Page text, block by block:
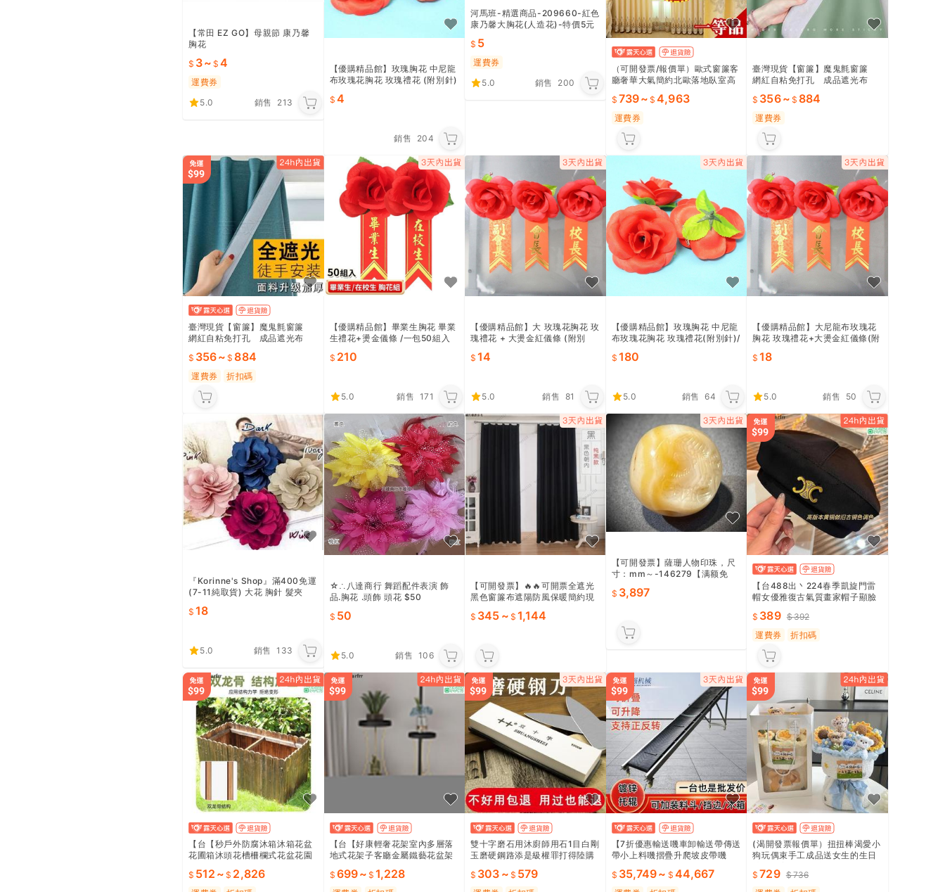
【常田 EZ GO】母親節 康乃馨
胸花
3~ 4
運費券
5.0
銷售 213
【優購精品館】玫瑰胸花 中尼龍
布玫瑰花胸花 玫瑰禮花 (附別針)
4
銷售 204
河馬班-精選商品-209660-紅色
康乃馨大胸花(人造花)-特價5元
5
運費券
5.0
銷售 200
（可開發票/報價單）歐式窗簾客
廳奢華大氣簡約北歐落地臥室高
739~ 4,963
運費券
臺灣現貨【窗簾】魔鬼氈窗簾
網紅自粘免打孔 成品遮光布
356~ 884
運費券
臺灣現貨【窗簾】魔鬼氈窗簾
網紅自粘免打孔 成品遮光布
356~ 884
運費券 折扣碼
【優購精品館】畢業生胸花 畢業
生禮花+燙金儀條 /一包50組入
畢業生花
210
5.0 銷售 171
【優購精品館】大 玫瑰花胸花 玫
瑰禮花 + 大燙金紅儀條 (附別
業生禮花
14
5.0 銷售 81
【優購精品館】玫瑰胸花 中尼龍
布玫瑰花胸花 玫瑰禮花(附別針)/
180
5.0 銷售 64
【優購精品館】大尼龍布玫瑰花
胸花 玫瑰禮花+大燙金紅儀條(附
18
5.0 銷售 50
『Korinne's Shop』滿400免運
(7-11純取貨) 大花 胸針 髮夾
18
5.0 銷售 133
☆∴八達商行 舞蹈配件表演 飾
品.胸花 .頭飾 頭花 $50
50
5.0 銷售 106
【可開發票】🔥🔥可開票全遮光
黑色窗簾布遮陽防風保暖簡約現
【满额免運】
345 ~ 1,144
【可開發票】薩珊人物印珠，尺
寸：mm～-146279【满额免
3,897
【台488出丶224春季凱旋門雷
帽女優雅復古氣質畫家帽子顯臉
389
392
運費券
折扣碼
【台【秒戶外防腐沐箱沐箱花盆
花圃箱沐頭花槽柵欄式花盆花園
512 ~ 2,826
【台【好康輕奢花架室內多層落
地式花架子客廳金屬鐵藝花盆架
699~ 1,228
雙十字磨石用沐廚師用石1目白剛
玉磨硬鋼路添是級權罪打得陸購
303 ~ 579
【7折優惠輸送嘰車卸輸送帶傳送
帶小上料嘰摺疊升爬坡皮帶嘰
35,749~ 44,667
(渴開發票報價單）扭扭棒渴愛小
狗玩偶束手工成品送女生的生日
729
736